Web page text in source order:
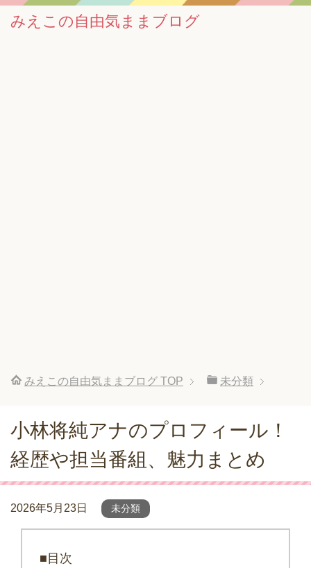
みえこの自由気ままブログ
みえこの自由気ままブログ TOP 未分類
小林将純アナのプロフィール！
経歴や担当番組、魅力まとめ
2026年5月23日 未分類
■目次